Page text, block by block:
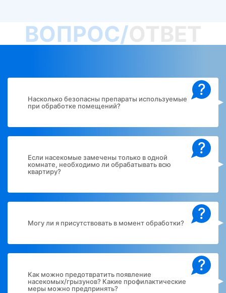
ВОПРОС/
?
Насколько безопасны препараты используемые
при обработке помещений?
?
Если насекомые замечены только в одной
комнате, необходимо ли обрабатывать всю
квартиру?
?
Могу ли я присутствовать в момент обработки?
?
Как можно предотвратить появление
насекомых/грызунов? Какие профилактические
меры можно предпринять?